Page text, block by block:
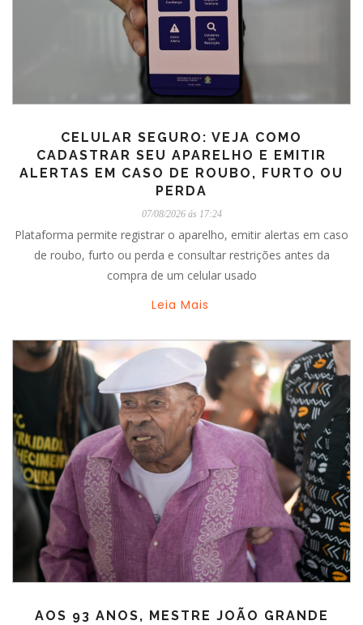
CELULAR SEGURO: VEJA COMO
CADASTRAR SEU APARELHO E EMITIR
ALERTAS EM CASO DE ROUBO, FURTO OU
PERDA
07/08/2026 ás 17:24
Plataforma permite registrar o aparelho, emitir alertas em caso
de roubo, furto ou perda e consultar restrições antes da
compra de um celular usado
Leia Mais
AOS 93 ANOS, MESTRE JOÃO GRANDE